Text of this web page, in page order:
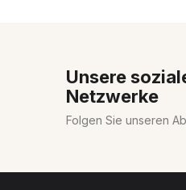
Unsere
Netzwerke
Folgen Sie unseren